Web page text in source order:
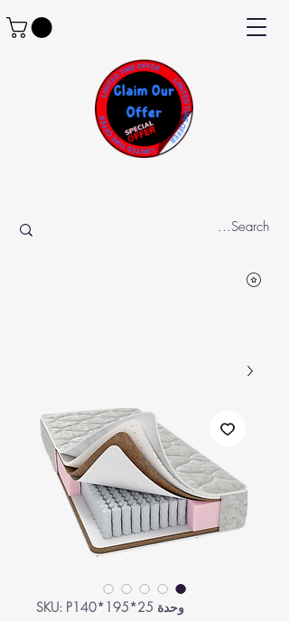
وحدة SKU: P140*195*25